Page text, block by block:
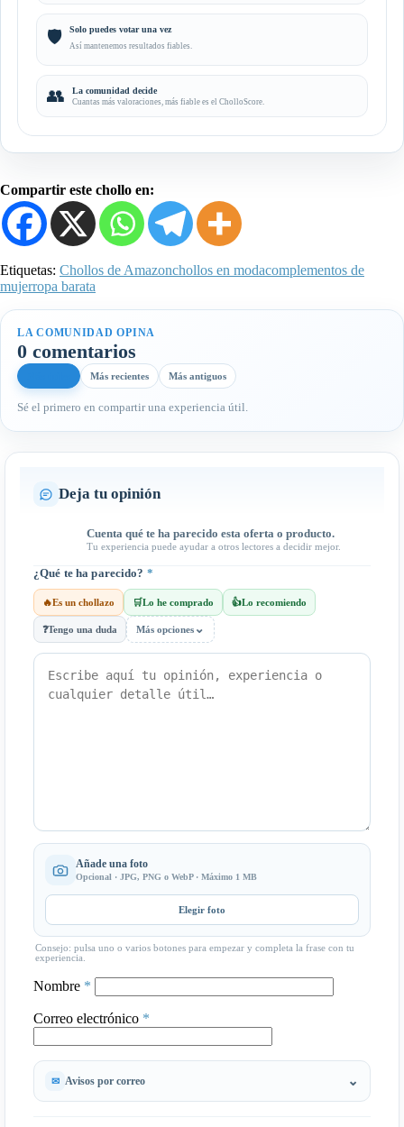
🛡️ Solo puedes votar una vez
Así mantenemos resultados fiables.
👥 La comunidad decide
Cuantas más valoraciones, más fiable es el CholloScore.
Compartir este chollo en:
Etiquetas: Chollos de Amazonchollos en modacomplementos de
mujerropa barata
LA COMUNIDAD OPINA
0 comentarios
Más recientes Más antiguos
Sé el primero en compartir una experiencia útil.
Deja tu opinión
Cuenta qué te ha parecido esta oferta o producto.
Tu experiencia puede ayudar a otros lectores a decidir mejor.
¿Qué te ha parecido? *
🔥Es un chollazo 🛒Lo he comprado 👍Lo recomiendo
❓Tengo una duda Más opciones ⌄
Añade una foto
Opcional · JPG, PNG o WebP · Máximo 1 MB
Elegir foto
Consejo: pulsa uno o varios botones para empezar y completa la frase con tu
experiencia.
Nombre *
Correo electrónico *
Avisos por correo